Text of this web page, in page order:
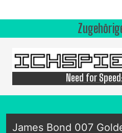
Need for
James Bond 007